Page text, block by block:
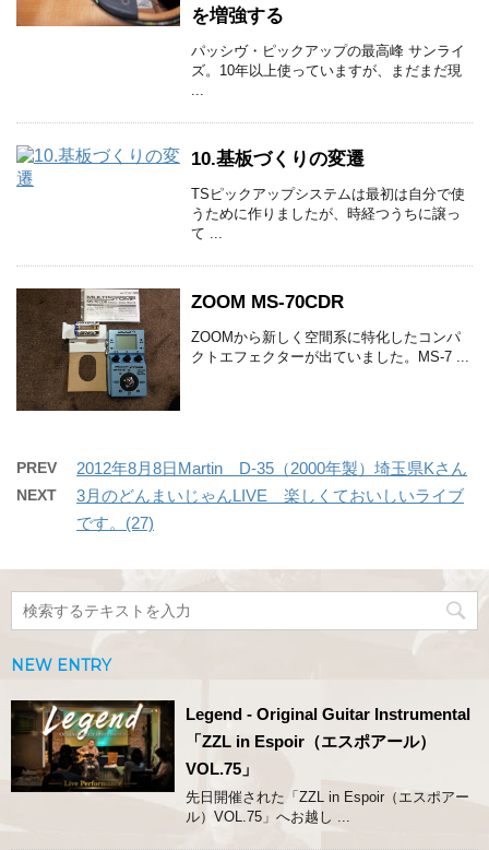
を増強する
パッシヴ・ピックアップの最高峰 サンライ
ズ。10年以上使っていますが、まだまだ現
...
10.基板づくりの変遷
TSピックアップシステムは最初は自分で使
うために作りましたが、時経つうちに譲っ
て ...
ZOOM MS-70CDR
ZOOMから新しく空間系に特化したコンパ
クトエフェクターが出ていました。MS-7 ...
PREV 2012年8月8日Martin D-35（2000年製）埼玉県Kさん
NEXT
3月のどんまいじゃんLIVE 楽しくておいしいライブ
です。(27)
NEW ENTRY
Legend - Original Guitar Instrumental
「ZZL in Espoir（エスポアール）
VOL.75」
先日開催された「ZZL in Espoir（エスポアー
ル）VOL.75」へお越し ...